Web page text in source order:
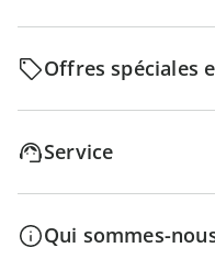
Offres spéciales
Service
Qui sommes-